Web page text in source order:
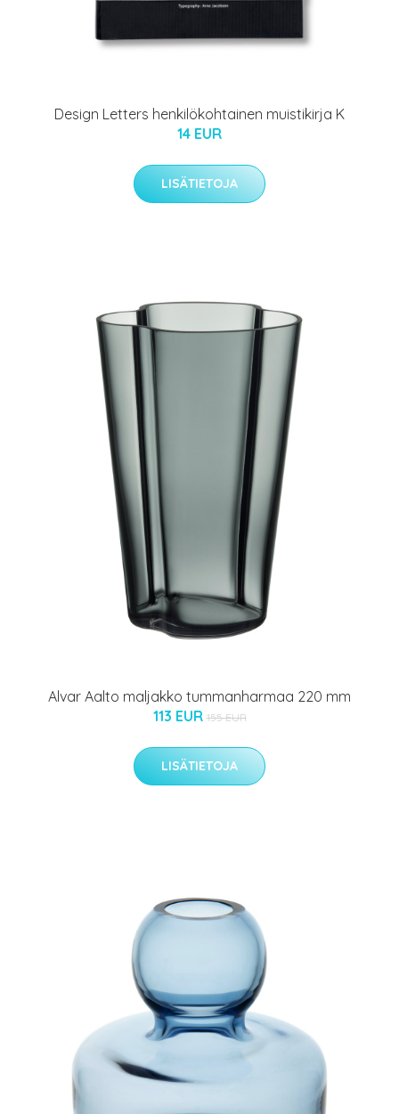
Design Letters henkilökohtainen muistikirja K
14 EUR
LISÄTIETOJA
Alvar Aalto maljakko tummanharmaa 220 mm
113 EUR 155 EUR
LISÄTIETOJA